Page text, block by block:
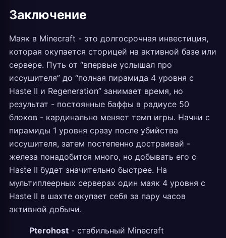
Заключение
Маяк в Minecraft - это долгосрочная инвестиция,
которая окупается сторицей на активной базе или
сервере. Путь от “впервые услышал про
иссушителя” до “полная пирамида 4 уровня с
Haste II и Regeneration” занимает время, но
результат - постоянные баффы в радиусе 50
блоков - кардинально меняет темп игры. Начни с
пирамиды 1 уровня сразу после убийства
иссушителя, затем постепенно достраивай -
железа понадобится много, но добывать его с
Haste II будет значительно быстрее. На
мультиплеерных серверах один маяк 4 уровня с
Haste II в шахте окупает себя за пару часов
активной добычи.
Pterohost - стабильный Minecraft